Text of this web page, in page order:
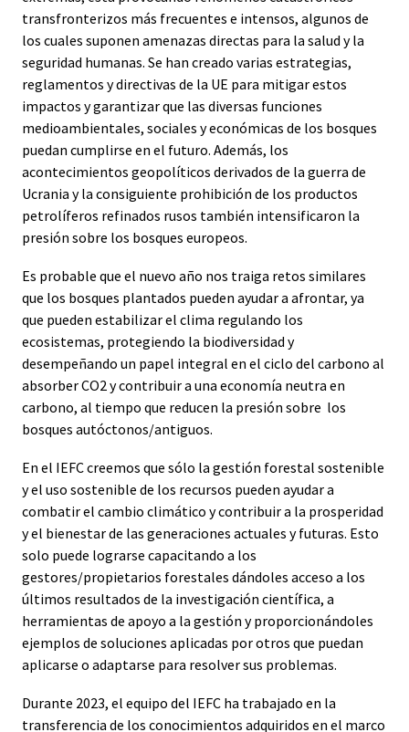
transfronterizos más frecuentes e intensos, algunos de
los cuales suponen amenazas directas para la salud y la
seguridad humanas. Se han creado varias estrategias,
reglamentos y directivas de la UE para mitigar estos
impactos y garantizar que las diversas funciones
medioambientales, sociales y económicas de los bosques
puedan cumplirse en el futuro. Además, los
acontecimientos geopolíticos derivados de la guerra de
Ucrania y la consiguiente prohibición de los productos
petrolíferos refinados rusos también intensificaron la
presión sobre los bosques europeos.
Es probable que el nuevo año nos traiga retos similares
que los bosques plantados pueden ayudar a afrontar, ya
que pueden estabilizar el clima regulando los
ecosistemas, protegiendo la biodiversidad y
desempeñando un papel integral en el ciclo del carbono al
absorber CO2 y contribuir a una economía neutra en
carbono, al tiempo que reducen la presión sobre los
bosques autóctonos/antiguos.
En el IEFC creemos que sólo la gestión forestal sostenible
y el uso sostenible de los recursos pueden ayudar a
combatir el cambio climático y contribuir a la prosperidad
y el bienestar de las generaciones actuales y futuras. Esto
solo puede lograrse capacitando a los
gestores/propietarios forestales dándoles acceso a los
últimos resultados de la investigación científica, a
herramientas de apoyo a la gestión y proporcionándoles
ejemplos de soluciones aplicadas por otros que puedan
aplicarse o adaptarse para resolver sus problemas.
Durante 2023, el equipo del IEFC ha trabajado en la
transferencia de los conocimientos adquiridos en el marco